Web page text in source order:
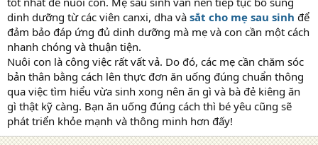
dinh dưỡng từ các viên canxi, dha và sắt cho mẹ sau sinh để
đảm bảo đáp ứng đủ dinh dưỡng mà mẹ và con cần một cách
nhanh chóng và thuận tiện.
Nuôi con là công việc rất vất vả. Do đó, các mẹ cần chăm sóc
bản thân bằng cách lên thực đơn ăn uống đúng chuẩn thông
qua việc tìm hiểu vừa sinh xong nên ăn gì và bà đẻ kiêng ăn
gì thật kỹ càng. Bạn ăn uống đúng cách thì bé yêu cũng sẽ
phát triển khỏe mạnh và thông minh hơn đấy!